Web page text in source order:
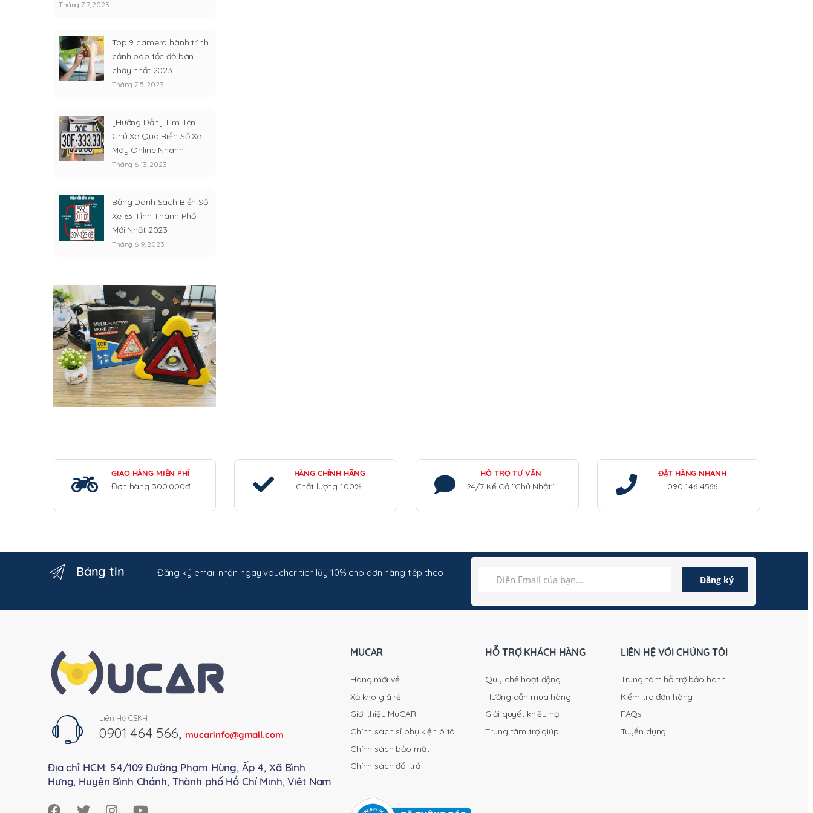
Tháng 7 7, 2023
Top 9 camera hành trình
cảnh báo tốc độ bán
chạy nhất 2023
Tháng 7 5, 2023
[Hướng Dẫn] Tìm Tên
Chủ Xe Qua Biển Số Xe
Máy Online Nhanh
Tháng 6 13, 2023
Bảng Danh Sách Biển Số
Xe 63 Tỉnh Thành Phố
Mới Nhất 2023
Tháng 6 9, 2023
GIAO HÀNG MIỄN PHÍ
Đơn hàng 300.000đ
HÀNG CHÍNH HÃNG
Chất lượng 100%.
HỖ TRỢ TƯ VẤN
24/7 Kể Cả "Chủ Nhật".
ĐẶT HÀNG NHANH
090 146 4566
Bảng tin Đăng ký email nhận ngay voucher tích lũy 10% cho đơn hàng tiếp theo
Liên Hệ CSKH
0901 464 566, mucarinfo@gmail.com
Địa chỉ HCM: 54/109 Đường Phạm Hùng, Ấp 4, Xã Bình
Hưng, Huyện Bình Chánh, Thành phố Hồ Chí Minh, Việt Nam
MUCAR
Hàng mới về
Xả kho giá rẻ
Giới thiệu MuCAR
Chính sách sỉ phụ kiện ô tô
Chính sách bảo mật
Chính sách đổi trả
HỖ TRỢ KHÁCH HÀNG
Quy chế hoạt động
Hướng dẫn mua hàng
Giải quyết khiếu nại
Trung tâm trợ giúp
LIÊN HỆ VỚI CHÚNG TÔI
Trung tâm hỗ trợ bảo hành
Kiểm tra đơn hàng
FAQs
Tuyển dụng